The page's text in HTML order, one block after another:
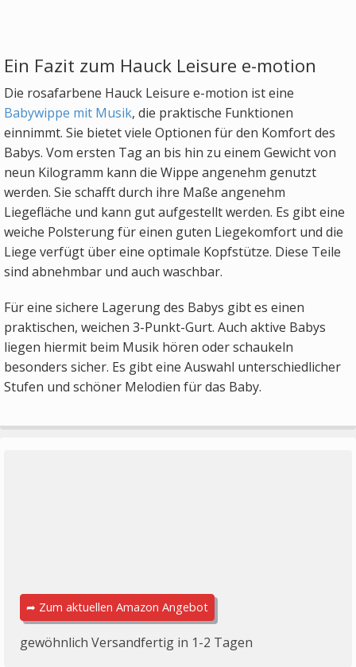
Ein Fazit zum Hauck Leisure e-motion
Die rosafarbene Hauck Leisure e-motion ist eine
Babywippe mit Musik, die praktische Funktionen
einnimmt. Sie bietet viele Optionen für den Komfort des
Babys. Vom ersten Tag an bis hin zu einem Gewicht von
neun Kilogramm kann die Wippe angenehm genutzt
werden. Sie schafft durch ihre Maße angenehm
Liegefläche und kann gut aufgestellt werden. Es gibt eine
weiche Polsterung für einen guten Liegekomfort und die
Liege verfügt über eine optimale Kopfstütze. Diese Teile
sind abnehmbar und auch waschbar.
Für eine sichere Lagerung des Babys gibt es einen
praktischen, weichen 3-Punkt-Gurt. Auch aktive Babys
liegen hiermit beim Musik hören oder schaukeln
besonders sicher. Es gibt eine Auswahl unterschiedlicher
Stufen und schöner Melodien für das Baby.
➦ Zum aktuellen Amazon Angebot
gewöhnlich Versandfertig in 1-2 Tagen